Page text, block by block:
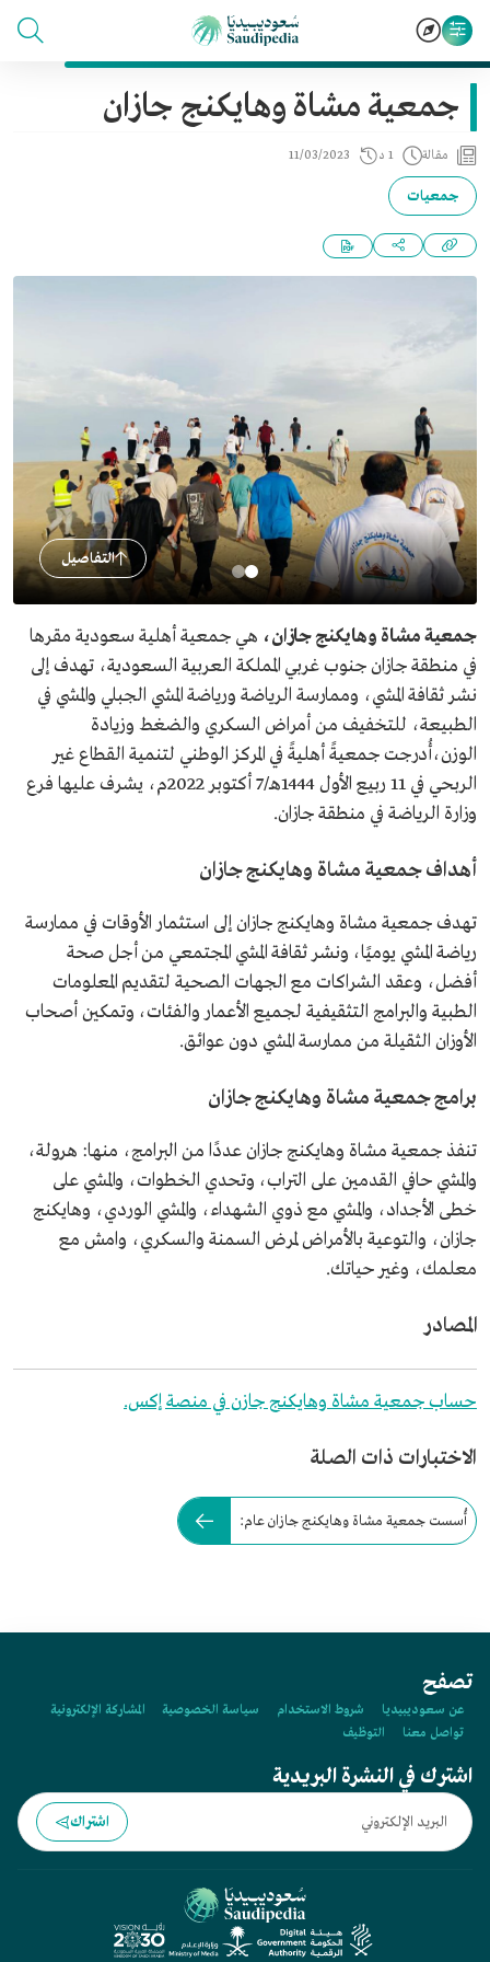
جمعية مشاة وهايكنج جازان
مقالة 1 د 11/03/2023
جمعيات
التفاصيل
جمعية مشاة وهايكنج جازان، هي جمعية أهلية سعودية مقرها
في منطقة جازان جنوب غربي المملكة العربية السعودية، تهدف إلى
نشر ثقافة المشي، وممارسة الرياضة ورياضة المشي الجبلي والمشي في
الطبيعة، للتخفيف من أمراض السكري والضغط وزيادة
الوزن،أُدرجت جمعيةً أهليةً في المركز الوطني لتنمية القطاع غير
الربحي في 11 ربيع الأول 1444هـ/7 أكتوبر 2022م، يشرف عليها فرع
وزارة الرياضة في منطقة جازان.
أهداف جمعية مشاة وهايكنج جازان
تهدف جمعية مشاة وهايكنج جازان إلى استثمار الأوقات في ممارسة
رياضة المشي يوميًا، ونشر ثقافة المشي المجتمعي من أجل صحة
أفضل، وعقد الشراكات مع الجهات الصحية لتقديم المعلومات
الطبية والبرامج التثقيفية لجميع الأعمار والفئات، وتمكين أصحاب
الأوزان الثقيلة من ممارسة المشي دون عوائق.
برامج جمعية مشاة وهايكنج جازان
تنفذ جمعية مشاة وهايكنج جازان عددًا من البرامج، منها: هرولة،
والمشي حافي القدمين على التراب، وتحدي الخطوات، والمشي على
خطى الأجداد، والمشي مع ذوي الشهداء، والمشي الوردي، وهايكنج
جازان، والتوعية بالأمراض لمرض السمنة والسكري، وامش مع
معلمك، وغير حياتك.
المصادر
حساب جمعية مشاة وهايكنج جازن في منصة إكس.
الاختبارات ذات الصلة
أُسست جمعية مشاة وهايكنج جازان عام:
تصفح
عن سعوديبيديا شروط الاستخدام سياسة الخصوصية
المشاركة الإلكترونية
تواصل معنا
التوظيف
اشترك في النشرة البريدية
اشتراك